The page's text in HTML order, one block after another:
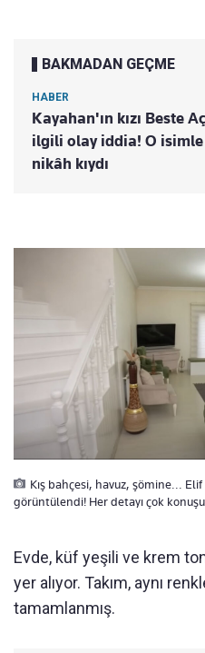
BAKMADAN GEÇME
HABER
Kayahan'ın kızı Beste
ilgili olay iddia! O
nikâh kıydı
Kış bahçesi, havuz, şömine...
görüntülendi! Her detayı çok
Evde, küf yeşili ve krem
yer alıyor. Takım, aynı
tamamlanmış.